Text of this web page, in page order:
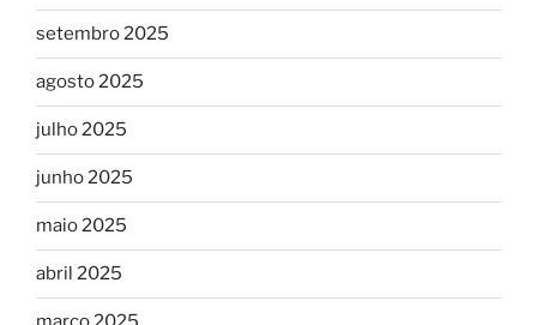
setembro 2025
agosto 2025
julho 2025
junho 2025
maio 2025
abril 2025